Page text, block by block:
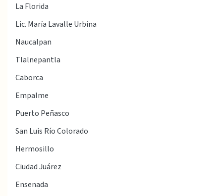
La Florida
Lic. María Lavalle Urbina
Naucalpan
Tlalnepantla
Caborca
Empalme
Puerto Peñasco
San Luis Río Colorado
Hermosillo
Ciudad Juárez
Ensenada